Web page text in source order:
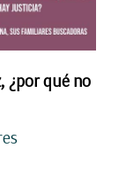
¿por qué no